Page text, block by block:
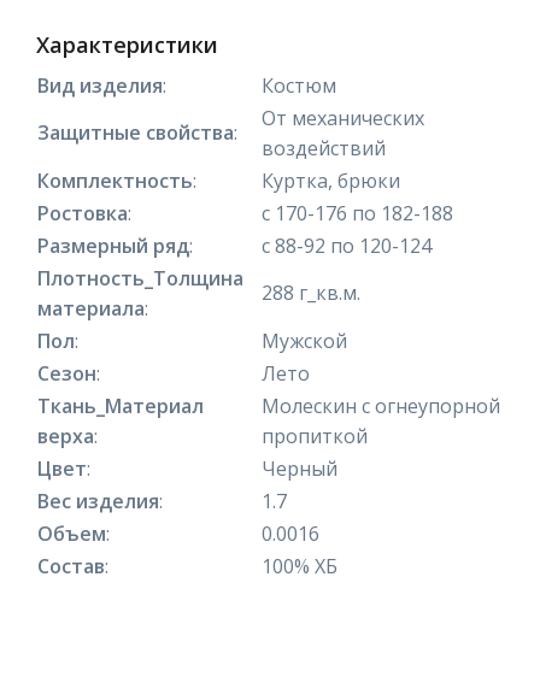
Характеристики
Вид изделия:
Костюм
Защитные свойства:
От механических
воздействий
Комплектность:
Куртка, брюки
Ростовка:
с 170-176 по 182-188
Размерный ряд:
с 88-92 по 120-124
Плотность_Толщина
материала:
288 г_кв.м.
Пол:
Мужской
Сезон:
Лето
Ткань_Материал
верха:
Молескин с огнеупорной
пропиткой
Цвет:
Черный
Вес изделия:
1.7
Объем:
0.0016
Состав: 100% ХБ